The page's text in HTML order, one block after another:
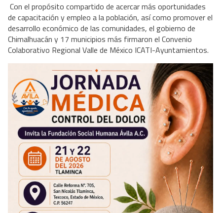
Con el propósito compartido de acercar más oportunidades
de capacitación y empleo a la población, así como promover el
desarrollo económico de las comunidades, el gobierno de
Chimalhuacán y 17 municipios más firmaron el Convenio
Colaborativo Regional Valle de México ICATI-Ayuntamientos.